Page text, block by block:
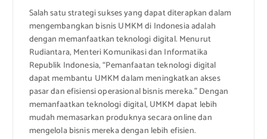
Salah satu strategi sukses yang dapat diterapkan dalam
mengembangkan bisnis UMKM di Indonesia adalah
dengan memanfaatkan teknologi digital. Menurut
Rudiantara, Menteri Komunikasi dan Informatika
Republik Indonesia, “Pemanfaatan teknologi digital
dapat membantu UMKM dalam meningkatkan akses
pasar dan efisiensi operasional bisnis mereka.” Dengan
memanfaatkan teknologi digital, UMKM dapat lebih
mudah memasarkan produknya secara online dan
mengelola bisnis mereka dengan lebih efisien.